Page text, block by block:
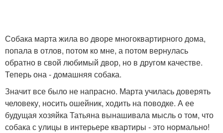
Собака марта жила во дворе многоквартирного дома,
попала в отлов, потом ко мне, а потом вернулась
обратно в свой любимый двор, но в другом качестве.
Теперь она - домашняя собака.
Значит все было не напрасно. Марта училась доверять
человеку, носить ошейник, ходить на поводке. А ее
будущая хозяйка Татьяна вынашивала мысль о том, что
собака с улицы в интерьере квартиры - это нормально!